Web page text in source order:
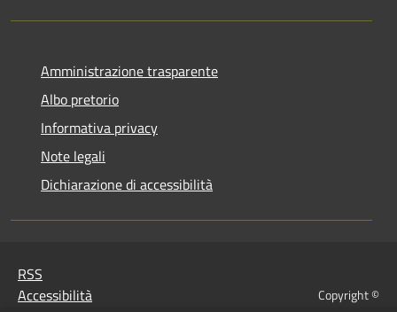
Amministrazione trasparente
Albo pretorio
Informativa privacy
Note legali
Dichiarazione di accessibilità
RSS
Accessibilità
Copyright ©